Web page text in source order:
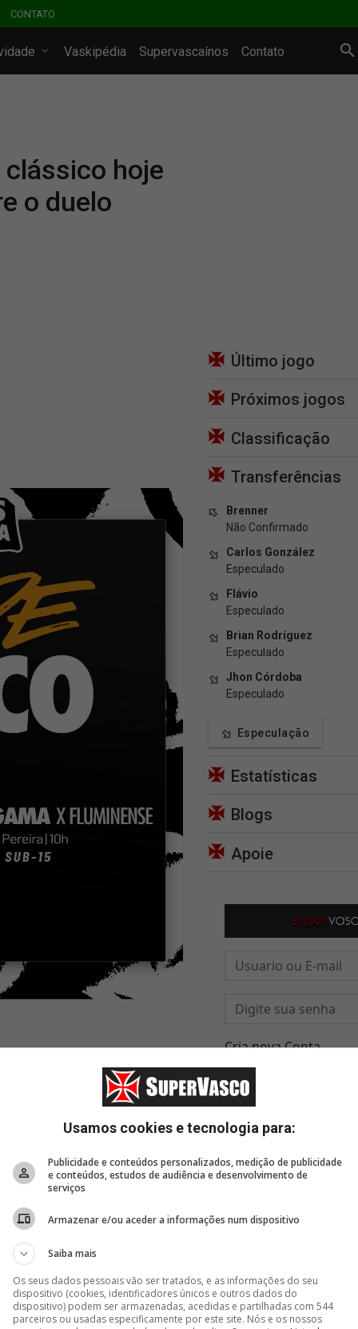
CONTATO
Vaskipédia Supervascaínos Contato
hoje
o duelo
5 horas, 34 minutos 5 horas, 41 minutos
Último jogo
Próximos jogos
Classificação
Transferências
Brenner
Não Confirmado
Carlos González
Especulado
Flávio
Especulado
Brian Rodríguez
Especulado
Jhon Córdoba
Especulado
Especulação
Estatísticas
Blogs
Apoie
Usamos cookies e tecnologia para:
Publicidade e conteúdos personalizados, medição de publicidade
e conteúdos, estudos de audiência e desenvolvimento de
serviços
Armazenar e/ou aceder a informações num dispositivo
Saiba mais
Os seus dados pessoais vão ser tratados, e as informações do seu
dispositivo (cookies, identificadores únicos e outros dados do
dispositivo) podem ser armazenadas, acedidas e partilhadas com 544
parceiros ou usadas especificamente por este site. Nós e os nossos